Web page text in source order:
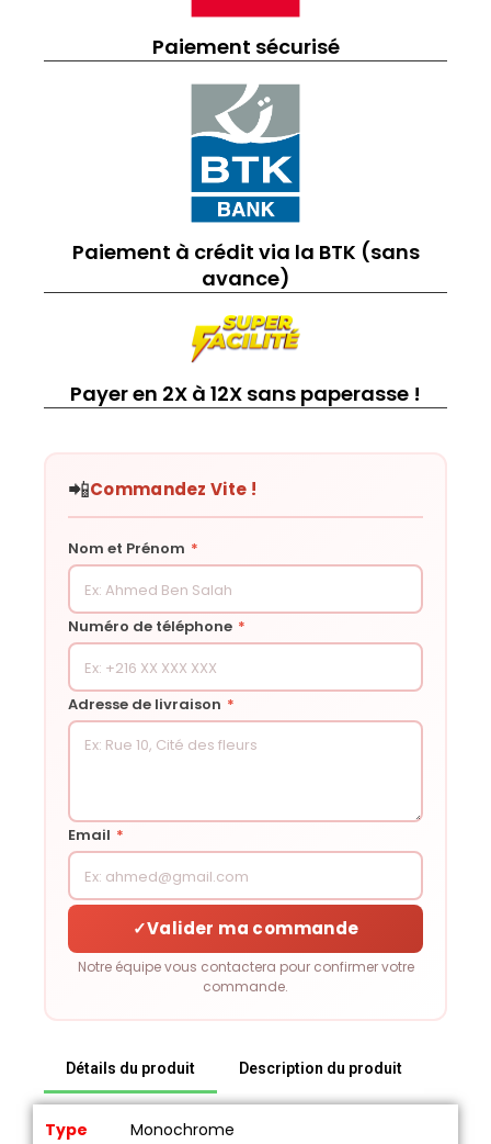
Paiement sécurisé
Paiement à crédit via la BTK (sans
avance)
Payer en 2X à 12X sans paperasse !
📲Commandez Vite !
Nom et Prénom *
Numéro de téléphone *
Adresse de livraison *
Email *
✓Valider ma commande
Notre équipe vous contactera pour confirmer votre
commande.
Détails du produit Description du produit
Type
Monochrome